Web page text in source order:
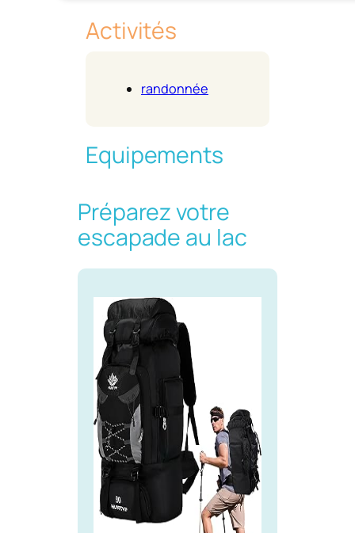
Activités
randonnée
Equipements
Préparez votre
escapade au lac